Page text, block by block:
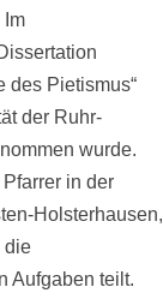
Im
des Pietismus“
der Ruhr-
wurde.
in der
Holsterhausen,
die
Aufgaben teilt.